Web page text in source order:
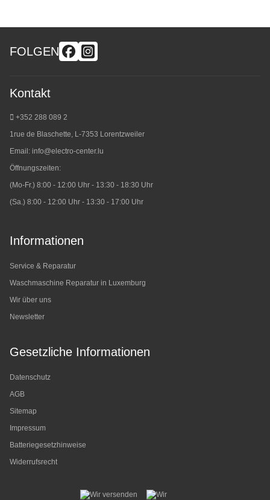
FOLGEN
Kontakt
+352 288 089 2
1rue de Blaschette, L-7353 Lorentzweiler
Email: info@electro-center.lu
Öffnungszeiten:
(Mo-Fr.) 8:00 - 12:00 Uhr - 13:30 - 18:30 Uhr
(Sa.) 8:00 - 12:00 Uhr - 13:30 - 17:00 Uhr
Informationen
Service & Reparatur
Waschmaschine Reparatur in Luxemburg
Wir über uns
Newsletter
Gesetzliche Informationen
Datenschutz
AGB
Sitemap
Impressum
Batteriegesetzhinweise
Widerrufsrecht